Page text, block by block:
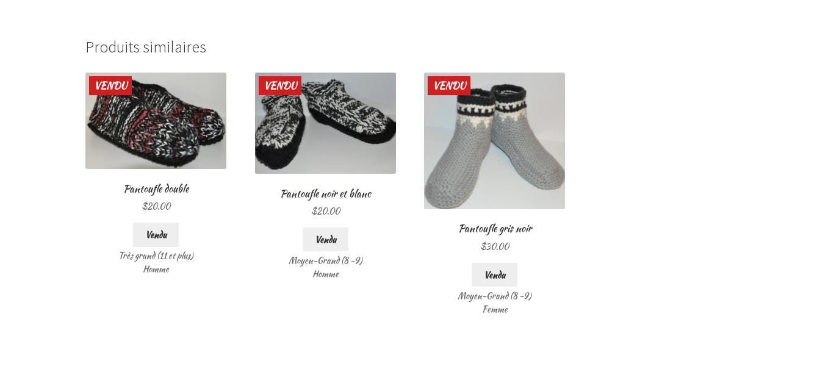
Produits similaires
VENDU
Pantoufle double
$20.00
Vendu
Très grand (11 et plus)
Homme
VENDU
Pantoufle noir et blanc
$20.00
Vendu
Moyen-Grand (8 -9)
Homme
VENDU
Pantoufle gris noir
$30.00
Vendu
Moyen-Grand (8 -9)
Femme